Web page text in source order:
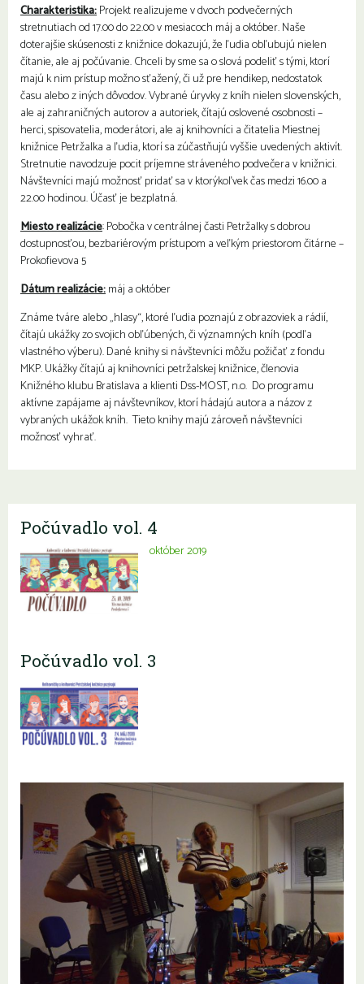
Charakteristika:Projekt realizujeme v dvoch podvečerných
stretnutiach od 17.00 do 22.00 v mesiacoch máj a október. Naše
doterajšie skúsenosti z knižnice dokazujú, že ľudia obľubujú nielen
čítanie, ale aj počúvanie. Chceli by sme sa o slová podeliť s tými, ktorí
majú k nim prístup možno sťažený, či už pre hendikep, nedostatok
času alebo z iných dôvodov. Vybrané úryvky z kníh nielen slovenských,
ale aj zahraničných autorov a autoriek, čítajú oslovené osobnosti –
herci, spisovatelia, moderátori, ale aj knihovníci a čitatelia Miestnej
knižnice Petržalka a ľudia, ktorí sa zúčastňujú vyššie uvedených aktivít.
Stretnutie navodzuje pocit príjemne stráveného podvečera v knižnici.
Návštevníci majú možnosť pridať sa v ktorýkoľvek čas medzi 16.00 a
22.00 hodinou. Účasť je bezplatná.
Miesto realizácie: Pobočka v centrálnej časti Petržalky s dobrou
dostupnosťou, bezbariérovým prístupom a veľkým priestorom čitárne –
Prokofievova 5
Dátum realizácie:máj a október
Známe tváre alebo „hlasy“, ktoré ľudia poznajú z obrazoviek a rádií,
čítajú ukážky zo svojich obľúbených, či významných kníh (podľa
vlastného výberu). Dané knihy si návštevníci môžu požičať z fondu
MKP. Ukážky čítajú aj knihovníci petržalskej knižnice, členovia
Knižného klubu Bratislava a klienti Dss-MOST, n.o. Do programu
aktívne zapájame aj návštevníkov, ktorí hádajú autora a názov z
vybraných ukážok kníh. Tieto knihy majú zároveň návštevníci
možnosť vyhrať.
Počúvadlo vol. 4
október 2019
Počúvadlo vol. 3